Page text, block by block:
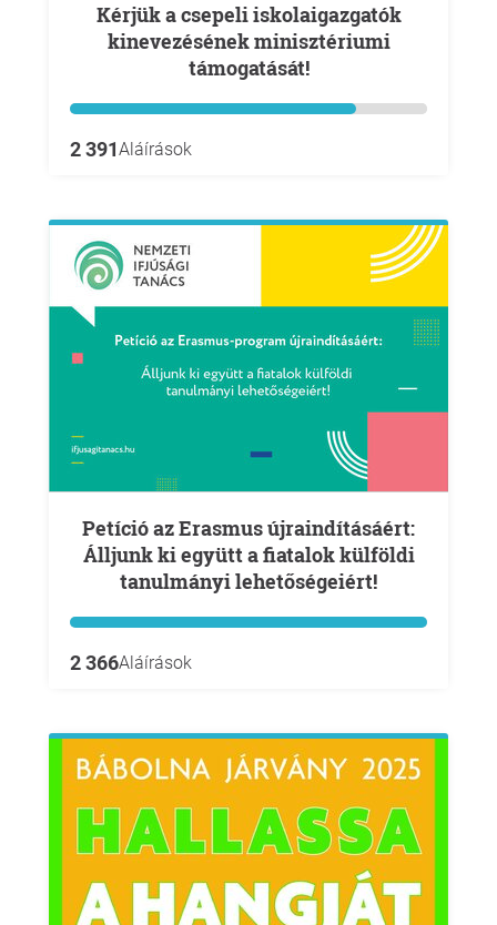
Kérjük a csepeli iskolaigazgatók
kinevezésének minisztériumi
támogatását!
2 391Aláírások
Petíció az Erasmus újraindításáért:
Álljunk ki együtt a fiatalok külföldi
tanulmányi lehetőségeiért!
2 366Aláírások